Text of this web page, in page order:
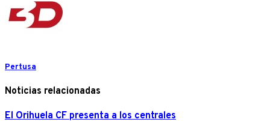
Pertusa
Noticias relacionadas
El Orihuela CF presenta a los centrales